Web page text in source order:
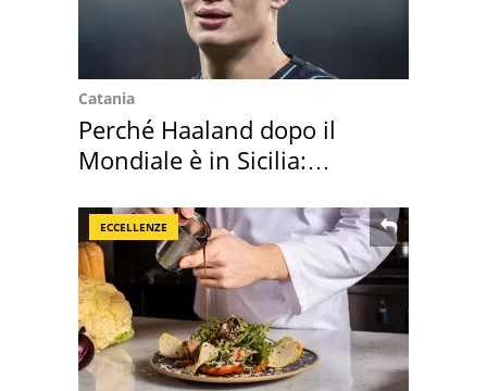
Catania
Perché Haaland dopo il
Mondiale è in Sicilia:
ECCELLENZE